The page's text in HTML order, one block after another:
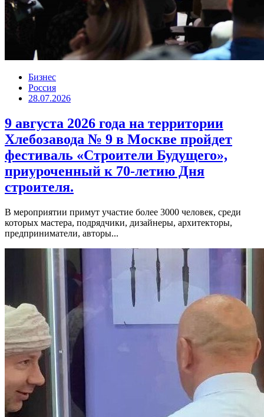
Бизнес
Россия
28.07.2026
9 августа 2026 года на территории
Хлебозавода № 9 в Москве пройдет
фестиваль «Строители Будущего»,
приуроченный к 70-летию Дня
строителя.
В мероприятии примут участие более 3000 человек, среди
которых мастера, подрядчики, дизайнеры, архитекторы,
предприниматели, авторы...